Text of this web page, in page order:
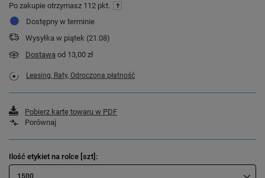
Po zakupie otrzymasz 112 pkt.
Dostępny w terminie
Wysyłka w piątek (21.08)
Dostawa od 13,00 zł
Leasing, Raty, Odroczona płatność
Pobierz kartę towaru w PDF
Porównaj
Ilość etykiet na rolce [szt]
1500